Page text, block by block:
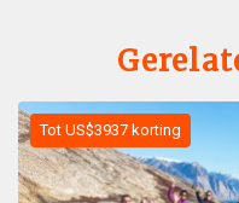
Tot US$3937 korting